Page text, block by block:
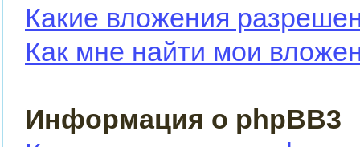
Какие вложения
Как мне найти мои
Информация о phpBB3